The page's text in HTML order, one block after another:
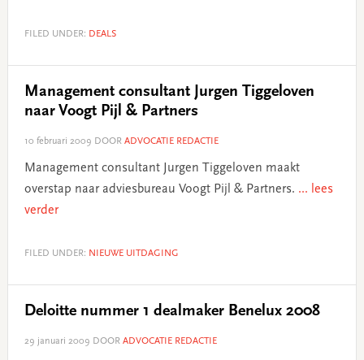
FILED UNDER: DEALS
Management consultant Jurgen Tiggeloven
naar Voogt Pijl & Partners
10 februari 2009 DOOR ADVOCATIE REDACTIE
Management consultant Jurgen Tiggeloven maakt
overstap naar adviesbureau Voogt Pijl & Partners. ... lees
verder
FILED UNDER: NIEUWE UITDAGING
Deloitte nummer 1 dealmaker Benelux 2008
29 januari 2009 DOOR ADVOCATIE REDACTIE